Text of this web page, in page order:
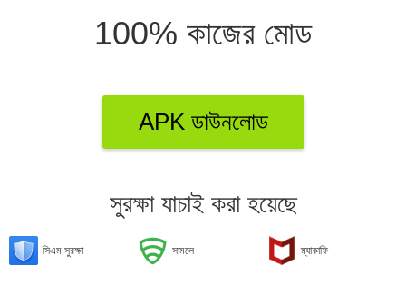
100% কাজের মোড
APK ডাউনলোড
সুরক্ষা যাচাই করা হয়েছে
সিএম সুরক্ষা সামলে ম্যাকাফি